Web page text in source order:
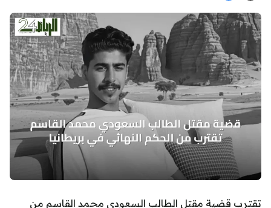
تقترب قضية مقتل الطالب السعودي محمد القاسم من